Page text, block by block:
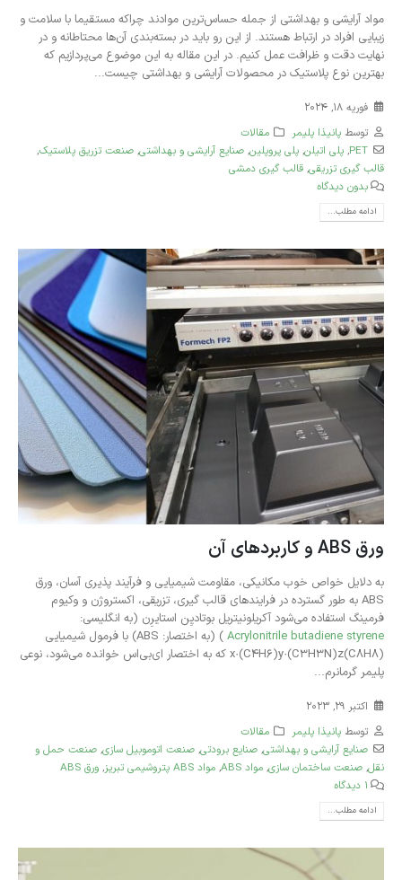
مواد آرایشی و بهداشتی از جمله حساس‌ترین مواد‌ند چراکه مستقیما با سلامت و
زیبایی افراد در ارتباط هستند. از این رو باید در بسته‌بندی آن‌ها محتاطانه و در
نهایت دقت و ظرافت عمل کنیم. در این مقاله به این موضوع می‌پردازیم که
بهترین نوع پلاستیک در محصولات آرایشی و بهداشتی چیست...
فوریه 18, 2024
توسط پانیذا پلیمر
مقالات
PET
, پلی‌ اتیلن, پلی پروپلین, صنایع آرایشی و بهداشتی, صنعت تزریق پلاستیک,
قالب گیری تزریقی, قالب گیری دمشی
بدون دیدگاه
ادامه مطلب...
ورق ABS و کاربردهای آن
به دلایل خواص خوب مکانیکی، مقاومت شیمیایی و فرآیند پذیری آسان، ورق
ABS به طور گسترده در فرایندهای قالب گیری، تزریقی، اکستروژن و وکیوم
فرمینگ استفاده می‌شود آکریلونیتریل بوتادیِن استایرِن (به انگلیسی:
Acrylonitrile butadiene styrene
) (به اختصار: ABS) با فرمول شیمیایی
(C8H8)x·(C4H6)y·(C3H3N)z که به اختصار ای‌بی‌اس خوانده می‌شود، نوعی
پلیمر گرمانرم...
اکتبر 29, 2023
توسط پانیذا پلیمر
مقالات
صنایع آرایشی و بهداشتی, صنایع برودتی, صنعت اتوموبیل سازی, صنعت حمل و
نقل, صنعت ساختمان سازی, مواد ABS , مواد ABS پتروشیمی تبریز , ورق ABS
1 دیدگاه
ادامه مطلب...